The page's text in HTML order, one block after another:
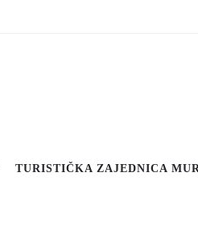
TURISTIČKA ZAJEDNICA